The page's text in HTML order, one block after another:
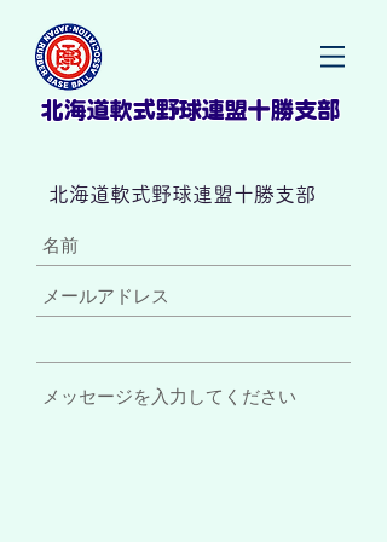
北海道軟式野球連盟十勝支部
北海道軟式野球連盟十勝支部